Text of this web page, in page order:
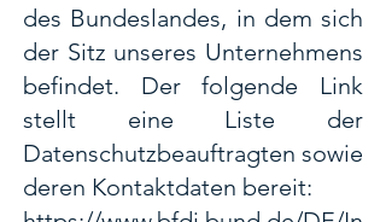
des Bundeslandes, in dem sich
der Sitz unseres Unternehmens
befindet. Der folgende Link
stellt eine Liste der
Datenschutzbeauftragten sowie
deren Kontaktdaten bereit: